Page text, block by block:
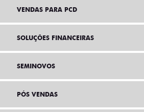
VENDAS PARA PCD
SOLUÇÕES FINANCEIRAS
SEMINOVOS
PÓS VENDAS